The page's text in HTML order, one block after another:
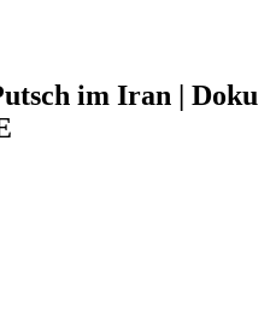
im Iran | Doku